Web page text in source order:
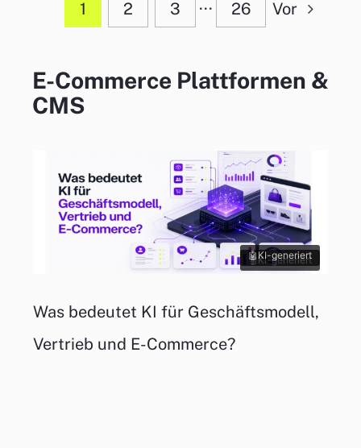
1 2 3 ··· 26 Vor
E-Commerce Plattformen &
CMS
KI-generiert
KI-generiert
Was bedeutet KI für Geschäftsmodell,
Vertrieb und E-Commerce?